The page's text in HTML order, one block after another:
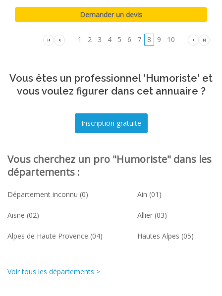
1 2 3 4 5 6 7 8 9 10
Vous êtes un professionnel 'Humoriste' et
vous voulez figurer dans cet annuaire ?
Vous cherchez un pro "Humoriste" dans les
départements :
Département inconnu (0) Ain (01)
Aisne (02) Allier (03)
Alpes de Haute Provence (04) Hautes Alpes (05)
Voir tous les départements >